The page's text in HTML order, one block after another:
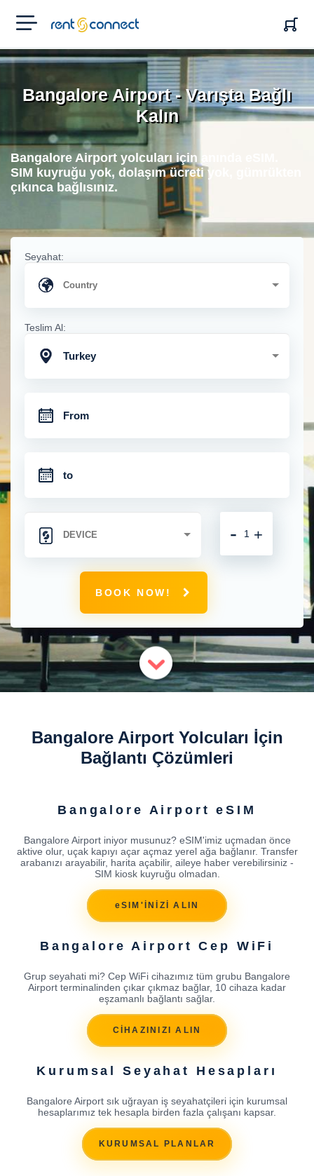
RENT'N
CONNECT
Bangalore Airport - Varışta Bağlı
Kalın
Bangalore Airport yolcuları için anında eSIM.
SIM kuyruğu yok, dolaşım ücreti yok, gümrükten
çıkınca bağlısınız.
Seyahat:
Teslim Al:
Turkey
+
-
BOOK NOW!
Bangalore Airport Yolcuları İçin
Bağlantı Çözümleri
Bangalore Airport eSIM
Bangalore Airport iniyor musunuz? eSIM'imiz uçmadan önce
aktive olur, uçak kapıyı açar açmaz yerel ağa bağlanır. Transfer
arabanızı arayabilir, harita açabilir, aileye haber verebilirsiniz -
SIM kiosk kuyruğu olmadan.
eSIM'İNİZİ ALIN
Bangalore Airport Cep WiFi
Grup seyahati mi? Cep WiFi cihazımız tüm grubu Bangalore
Airport terminalinden çıkar çıkmaz bağlar, 10 cihaza kadar
eşzamanlı bağlantı sağlar.
CİHAZINIZI ALIN
Kurumsal Seyahat Hesapları
Bangalore Airport sık uğrayan iş seyahatçileri için kurumsal
hesaplarımız tek hesapla birden fazla çalışanı kapsar.
KURUMSAL PLANLAR